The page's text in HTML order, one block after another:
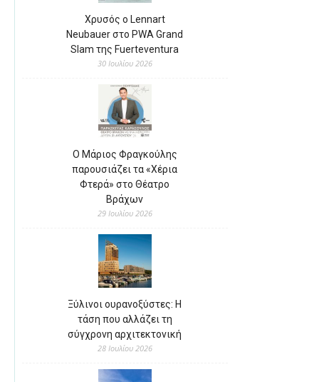
Χρυσός ο Lennart
Neubauer στο PWA Grand
Slam της Fuerteventura
30 Ιουλίου 2026
Ο Μάριος Φραγκούλης
παρουσιάζει τα «Χέρια
Φτερά» στο Θέατρο
Βράχων
29 Ιουλίου 2026
Ξύλινοι ουρανοξύστες: Η
τάση που αλλάζει τη
σύγχρονη αρχιτεκτονική
28 Ιουλίου 2026